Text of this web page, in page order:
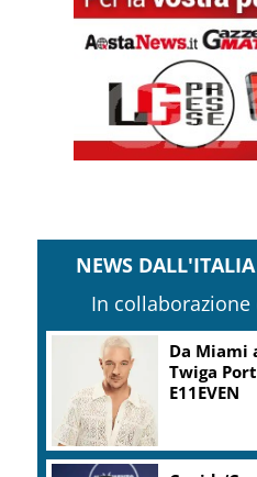
NEWS
In collaborazione
Sogin: in
2,5 mln,
47,7%